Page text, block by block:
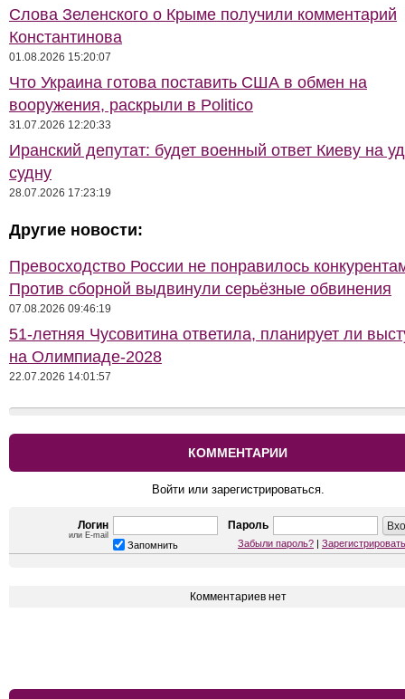
Слова Зеленского о Крыме получили комментарий
Константинова
01.08.2026 15:20:07
Что Украина готова поставить США в обмен на
вооружения, раскрыли в Politico
31.07.2026 12:20:33
Иранский депутат: будет военный ответ Киеву на
судну
28.07.2026 17:23:19
Другие новости:
Превосходство России не понравилось
Против сборной выдвинули серьёзные обвинения
07.08.2026 09:46:19
51-летняя Чусовитина ответила, планирует ли
на Олимпиаде-2028
22.07.2026 14:01:57
КОММЕНТАРИИ
Войти или зарегистрироваться.
Логин
или E-mail
Пароль
Запомнить Забыли пароль? |
Комментариев нет